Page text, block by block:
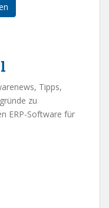
Tipps,
zu
ERP-Software für